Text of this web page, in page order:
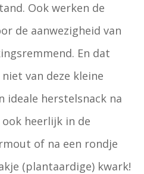
Ook werken de
de aanwezigheid van
En dat
van deze kleine
ideale herstelsnack na
heerlijk in de
of na een rondje
(plantaardige) kwark!